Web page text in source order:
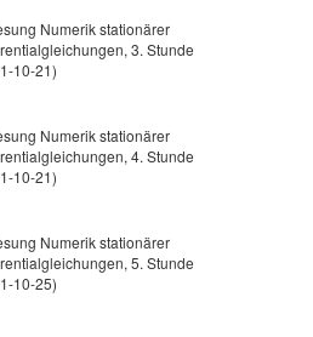
Numerik stationärer
3. Stunde
10-21)
Numerik stationärer
4. Stunde
10-21)
Numerik stationärer
5. Stunde
10-25)